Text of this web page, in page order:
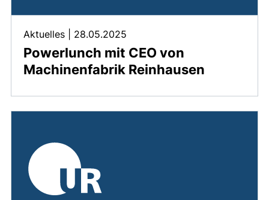
Powerlunch mit CEO von
Machinenfabrik Reinhausen
Aktuelles 28.05.2025